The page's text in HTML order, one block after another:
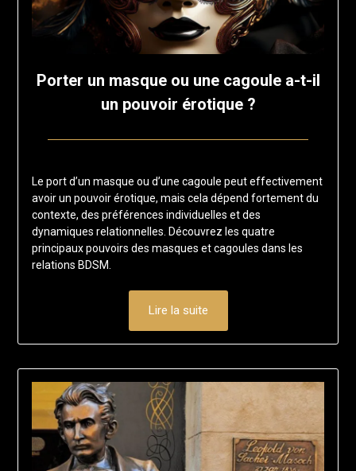
Porter un masque ou une cagoule a-t-il
un pouvoir érotique ?
19
août
2024
Le port d’un masque ou d’une cagoule peut effectivement
avoir un pouvoir érotique, mais cela dépend fortement du
contexte, des préférences individuelles et des
dynamiques relationnelles. Découvrez les quatre
principaux pouvoirs des masques et cagoules dans les
relations BDSM.
Lire la suite